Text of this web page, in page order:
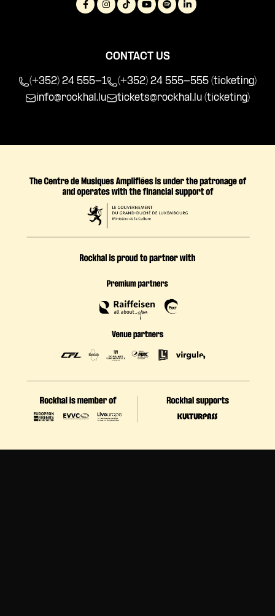
CONTACT US
(+352) 24 555-1
(+352) 24 555-555 (ticketing)
info@rockhal.lu
tickets@rockhal.lu (ticketing)